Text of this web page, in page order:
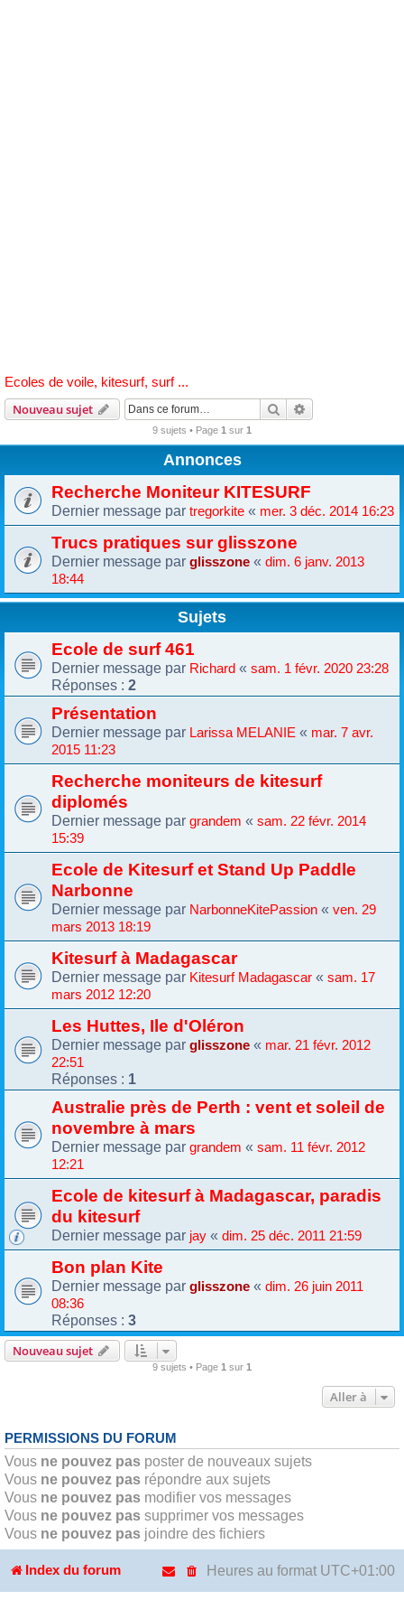
Ecoles de voile, kitesurf, surf ...
Nouveau sujet Rechercher
9 sujets • Page 1 sur 1
Annonces
Recherche Moniteur KITESURF
Dernier message par tregorkite « mer. 3 déc. 2014 16:23
Trucs pratiques sur glisszone
Dernier message par glisszone « dim. 6 janv. 2013
18:44
Sujets
Ecole de surf 461
Dernier message par Richard « sam. 1 févr. 2020 23:28
Réponses : 2
Présentation
Dernier message par Larissa MELANIE « mar. 7 avr.
2015 11:23
Recherche moniteurs de kitesurf
diplomés
Dernier message par grandem « sam. 22 févr. 2014
15:39
Ecole de Kitesurf et Stand Up Paddle
Narbonne
Dernier message par NarbonneKitePassion « ven. 29
mars 2013 18:19
Kitesurf à Madagascar
Dernier message par Kitesurf Madagascar « sam. 17
mars 2012 12:20
Les Huttes, Ile d'Oléron
Dernier message par glisszone « mar. 21 févr. 2012
22:51
Réponses : 1
Australie près de Perth : vent et soleil de
novembre à mars
Dernier message par grandem « sam. 11 févr. 2012
12:21
Ecole de kitesurf à Madagascar, paradis
du kitesurf
Dernier message par jay « dim. 25 déc. 2011 21:59
Bon plan Kite
Dernier message par glisszone « dim. 26 juin 2011
08:36
Réponses : 3
Nouveau sujet
9 sujets • Page 1 sur 1
Aller à
PERMISSIONS DU FORUM
Vous ne pouvez pas poster de nouveaux sujets
Vous ne pouvez pas répondre aux sujets
Vous ne pouvez pas modifier vos messages
Vous ne pouvez pas supprimer vos messages
Vous ne pouvez pas joindre des fichiers
Index du forum Heures au format UTC+01:00